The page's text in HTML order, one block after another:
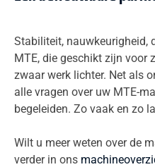
Stabiliteit, nauwkeurigheid,
MTE, die geschikt zijn voor
zwaar werk lichter. Net als
alle vragen over uw MTE-
begeleiden. Zo vaak en zo
Wilt u meer weten over de
verder in ons